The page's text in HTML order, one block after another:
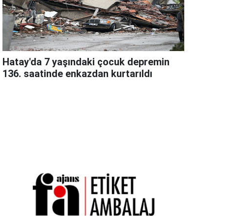
Hatay'da 7 yaşındaki çocuk depremin
136. saatinde enkazdan kurtarıldı